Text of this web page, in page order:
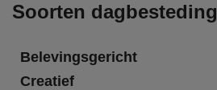
Soorten dagbesteding
Belevingsgericht
Creatief